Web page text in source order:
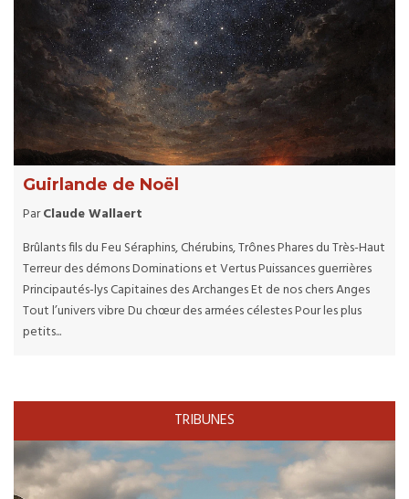
Guirlande de Noël
ParClaude Wallaert
Brûlants fils du Feu Séraphins, Chérubins, Trônes Phares du Très-Haut
Terreur des démons Dominations et Vertus Puissances guerrières
Principautés-lys Capitaines des Archanges Et de nos chers Anges
Tout l’univers vibre Du chœur des armées célestes Pour les plus
petits...
TRIBUNES